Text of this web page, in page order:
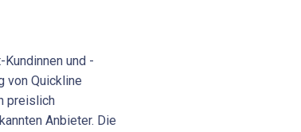
und -
von Quickline
preislich
Anbieter. Die